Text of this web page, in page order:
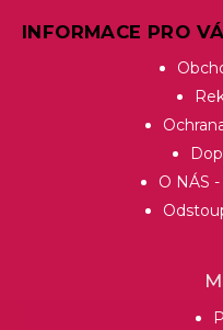
INFORMACE PRO
O NÁS